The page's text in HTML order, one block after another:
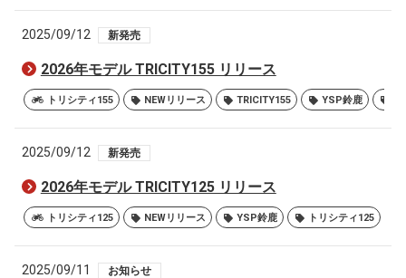
2025/09/12 新発売
2026年モデル TRICITY155 リリース
トリシティ155 NEWリリース TRICITY155 YSP鈴鹿
2025/09/12 新発売
2026年モデル TRICITY125 リリース
トリシティ125 NEWリリース YSP鈴鹿 トリシティ125
2025/09/11 お知らせ